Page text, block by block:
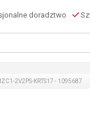
doradztwo
2V2PS-KRTS17 - 1095687